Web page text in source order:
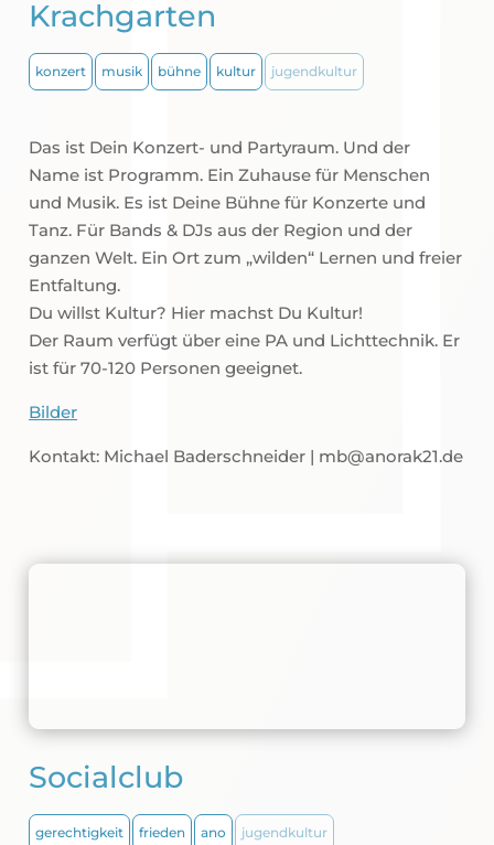
Krachgarten
konzert musik bühne kultur jugendkultur
Das ist Dein Konzert- und Partyraum. Und der
Name ist Programm. Ein Zuhause für Menschen
und Musik. Es ist Deine Bühne für Konzerte und
Tanz. Für Bands & DJs aus der Region und der
ganzen Welt. Ein Ort zum „wilden“ Lernen und freier
Entfaltung.
Du willst Kultur? Hier machst Du Kultur!
Der Raum verfügt über eine PA und Lichttechnik. Er
ist für 70-120 Personen geeignet.
Bilder
Kontakt: Michael Baderschneider | mb@anorak21.de
Socialclub
gerechtigkeit frieden ano jugendkultur